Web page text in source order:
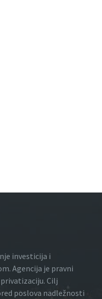
investicija i
Agencija je pravni
Cilj
poslova nadležnosti